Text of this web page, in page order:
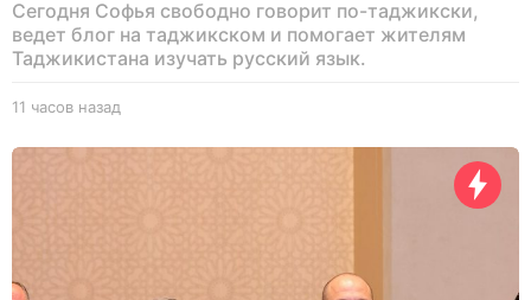
Сегодня Софья свободно говорит по-таджикски,
ведет блог на таджикском и помогает жителям
Таджикистана изучать русский язык.
11 часов назад
ч